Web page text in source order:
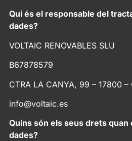
Qui és el responsable del
dades?
VOLTAIC RENOVABLES SLU
B67878579
CTRA LA CANYA, 99 – 17800 –
info@voltaic.es
Quins són els seus drets
dades?